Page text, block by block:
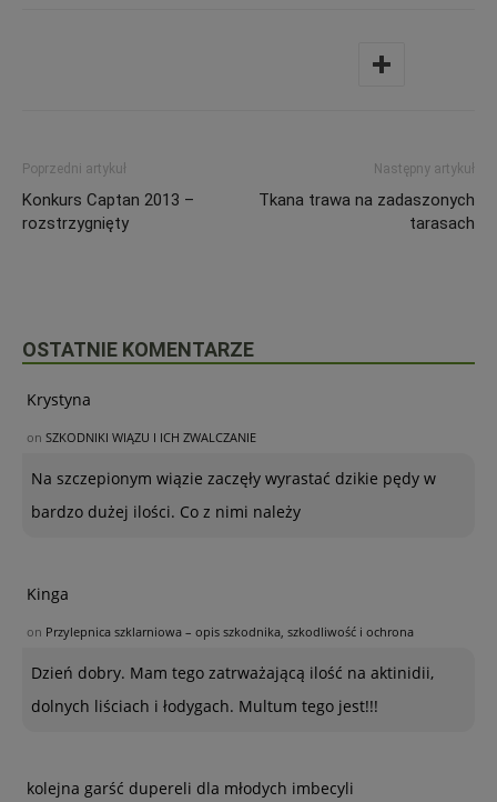
Poprzedni artykuł
Konkurs Captan 2013 –
rozstrzygnięty
Następny artykuł
Tkana trawa na zadaszonych
tarasach
OSTATNIE KOMENTARZE
Krystyna
on SZKODNIKI WIĄZU I ICH ZWALCZANIE
Na szczepionym wiązie zaczęły wyrastać dzikie pędy w
bardzo dużej ilości. Co z nimi należy
Kinga
on Przylepnica szklarniowa – opis szkodnika, szkodliwość i ochrona
Dzień dobry. Mam tego zatrważającą ilość na aktinidii,
dolnych liściach i łodygach. Multum tego jest!!!
kolejna garść dupereli dla młodych imbecyli